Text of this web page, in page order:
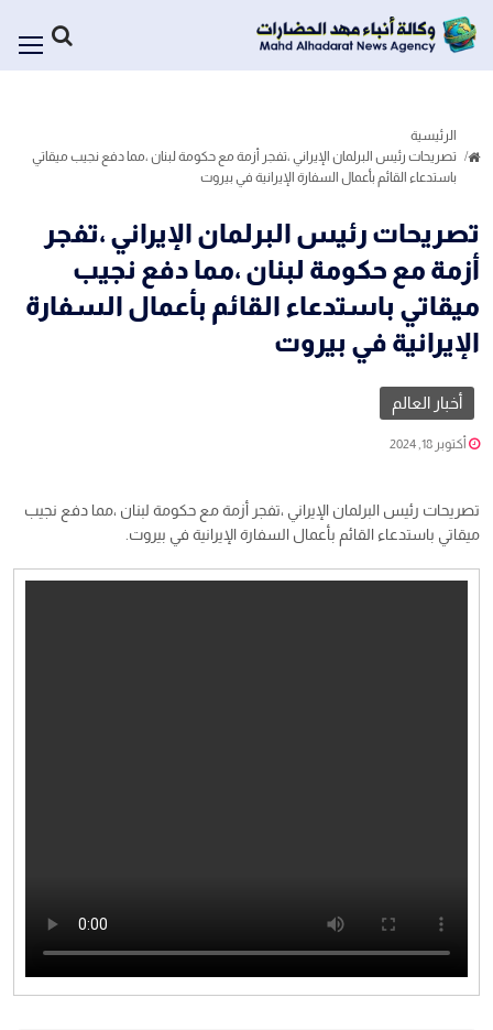
الرئيسية
تصريحات رئيس البرلمان الإيراني ،تفجر أزمة مع حكومة لبنان ،⁧‫مما دفع نجيب ميقاتي
باستدعاء القائم بأعمال السفارة الإيرانية في بيروت
تصريحات رئيس البرلمان الإيراني ،تفجر
أزمة مع حكومة لبنان ،⁧‫مما دفع نجيب
ميقاتي باستدعاء القائم بأعمال السفارة
الإيرانية في بيروت
أخبار العالم
أكتوبر 18, 2024
تصريحات رئيس البرلمان الإيراني ،تفجر أزمة مع حكومة لبنان ،⁧‫مما دفع نجيب
ميقاتي باستدعاء القائم بأعمال السفارة الإيرانية في بيروت.